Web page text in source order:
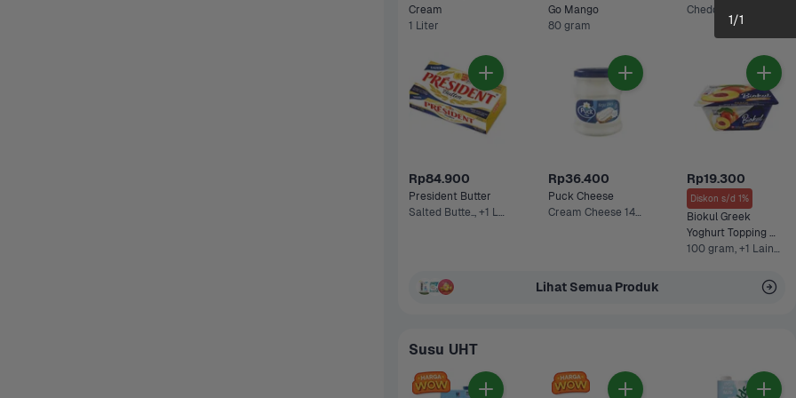
1 Liter
Go Mango
80 gram
Cheddar
Rp84.900
President Butter
Salted Butte.., +1 Lainnya
Rp36.400
Puck Cheese
Cream Cheese 140 g
Rp19.300
Diskon s/d 1%
Biokul Greek
Yoghurt Topping
Peach
100 gram, +1 Lainnya
Lihat Semua Produk
Susu UHT
1/1